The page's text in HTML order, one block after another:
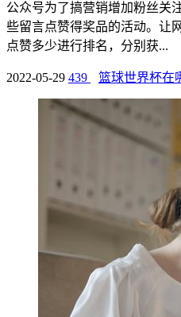
公众号为了搞营销增加粉丝关
些留言点赞得奖品的活动。让
点赞多少进行排名，分别获...
2022-05-29 439 篮球世界杯在